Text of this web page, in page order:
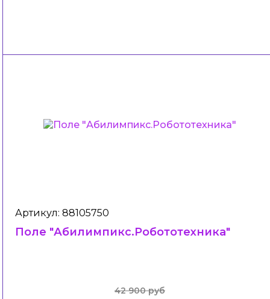
Артикул: 88105750
Поле "Абилимпикс.Робототехника"
42 900 руб